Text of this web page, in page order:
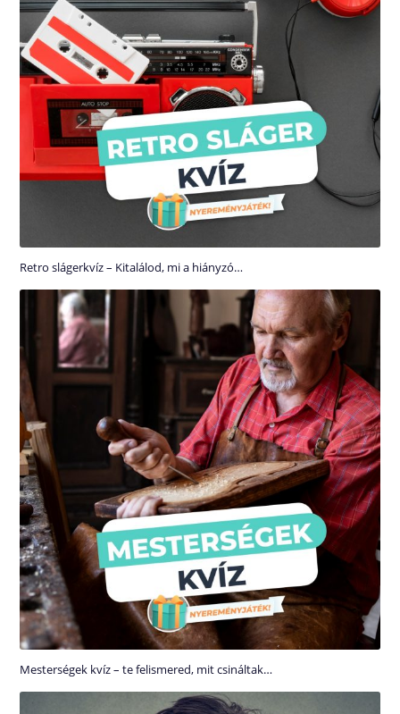
Retro slágerkvíz – Kitalálod, mi a hiányzó…
Mesterségek kvíz – te felismered, mit csináltak…